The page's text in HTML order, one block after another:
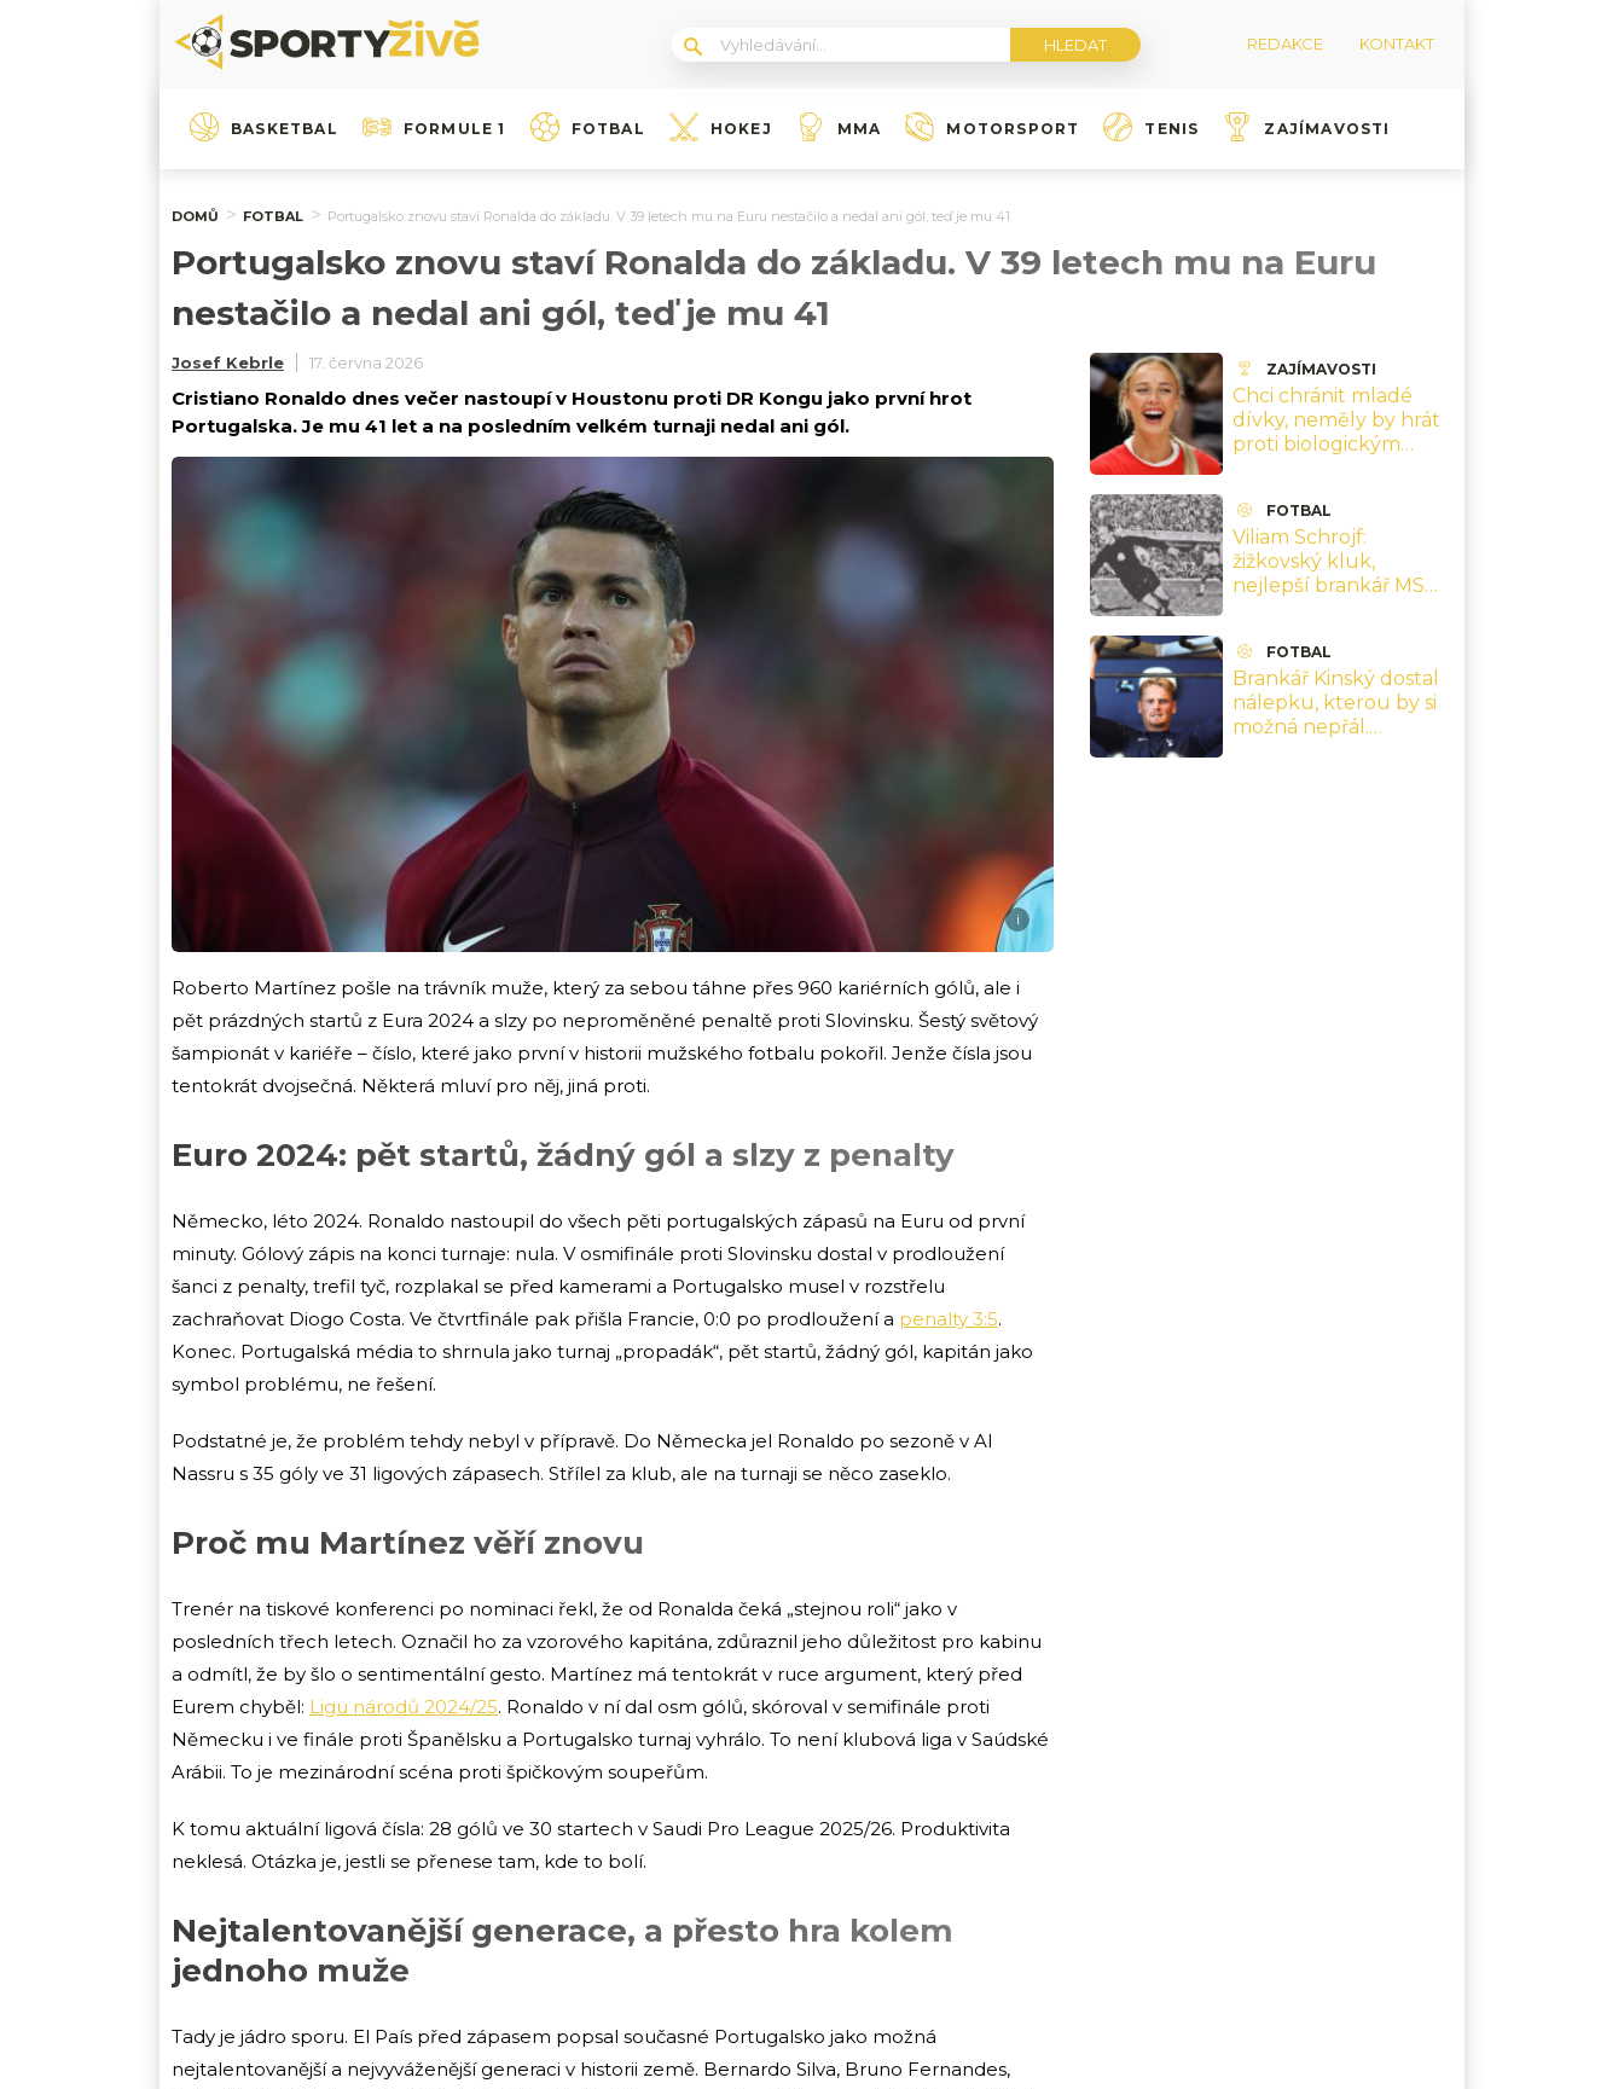
REDAKCE KONTAKT
BASKETBAL FORMULE 1 FOTBAL HOKEJ MMA MOTORSPORT TENIS ZAJÍMAVOSTI
DOMŮ FOTBAL Portugalsko znovu staví Ronalda do základu. V 39 letech mu na Euru nestačilo a nedal ani gól, teď je mu 41
Portugalsko znovu staví Ronalda do základu. V 39 letech mu na Euru
nestačilo a nedal ani gól, teď je mu 41
Josef Kebrle 17. června 2026
Cristiano Ronaldo dnes večer nastoupí v Houstonu proti DR Kongu jako první hrot
Portugalska. Je mu 41 let a na posledním velkém turnaji nedal ani gól.
i
Roberto Martínez pošle na trávník muže, který za sebou táhne přes 960 kariérních gólů, ale i
pět prázdných startů z Eura 2024 a slzy po neproměněné penaltě proti Slovinsku. Šestý světový
šampionát v kariéře – číslo, které jako první v historii mužského fotbalu pokořil. Jenže čísla jsou
tentokrát dvojsečná. Některá mluví pro něj, jiná proti.
Euro 2024: pět startů, žádný gól a slzy z penalty
Německo, léto 2024. Ronaldo nastoupil do všech pěti portugalských zápasů na Euru od první
minuty. Gólový zápis na konci turnaje: nula. V osmifinále proti Slovinsku dostal v prodloužení
šanci z penalty, trefil tyč, rozplakal se před kamerami a Portugalsko musel v rozstřelu
zachraňovat Diogo Costa. Ve čtvrtfinále pak přišla Francie, 0:0 po prodloužení a penalty 3:5.
Konec. Portugalská média to shrnula jako turnaj „propadák“, pět startů, žádný gól, kapitán jako
symbol problému, ne řešení.
Podstatné je, že problém tehdy nebyl v přípravě. Do Německa jel Ronaldo po sezoně v Al
Nassru s 35 góly ve 31 ligových zápasech. Střílel za klub, ale na turnaji se něco zaseklo.
Proč mu Martínez věří znovu
Trenér na tiskové konferenci po nominaci řekl, že od Ronalda čeká „stejnou roli“ jako v
posledních třech letech. Označil ho za vzorového kapitána, zdůraznil jeho důležitost pro kabinu
a odmítl, že by šlo o sentimentální gesto. Martínez má tentokrát v ruce argument, který před
Eurem chyběl: Ligu národů 2024/25. Ronaldo v ní dal osm gólů, skóroval v semifinále proti
Německu i ve finále proti Španělsku a Portugalsko turnaj vyhrálo. To není klubová liga v Saúdské
Arábii. To je mezinárodní scéna proti špičkovým soupeřům.
K tomu aktuální ligová čísla: 28 gólů ve 30 startech v Saudi Pro League 2025/26. Produktivita
neklesá. Otázka je, jestli se přenese tam, kde to bolí.
Nejtalentovanější generace, a přesto hra kolem
jednoho muže
Tady je jádro sporu. El País před zápasem popsal současné Portugalsko jako možná
nejtalentovanější a nejvyváženější generaci v historii země. Bernardo Silva, Bruno Fernandes,
ZAJÍMAVOSTI
Chci chránit mladé
dívky, neměly by hrát
proti biologickým
Cunninghamová
FOTBAL
Viliam Schrojf:
žižkovský kluk,
nejlepší brankář MS
kariéru
FOTBAL
Brankář Kinský dostal
nálepku, kterou by si
možná nepřál.